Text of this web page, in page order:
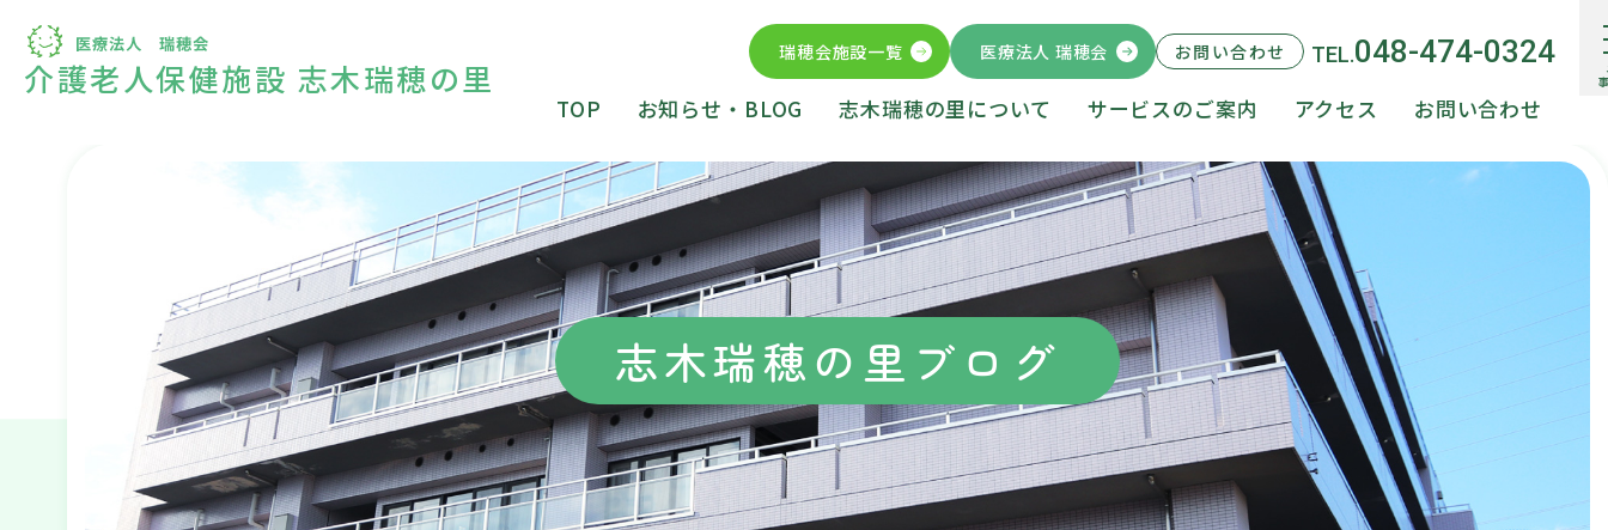
志木瑞穂の里ブログ
介護老人保健施設 志木瑞穂の里
瑞穂会施設一覧 医療法人 瑞穂会 048-474-0324
TOP お知らせ・BLOG 志木瑞穂の里について サービスのご案内 アクセス お問い合わせ